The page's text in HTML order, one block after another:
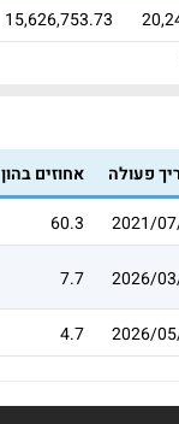
15,626,753.73
פעולה אחוזים בהון
2021/
60.3
2026/
7.7
2026/
4.7